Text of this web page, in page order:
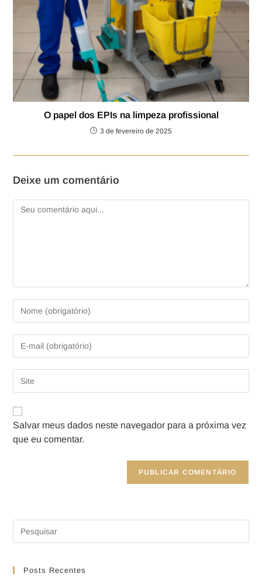
O papel dos EPIs na limpeza profissional
3 de fevereiro de 2025
Deixe um comentário
Salvar meus dados neste navegador para a próxima vez
que eu comentar.
Posts Recentes